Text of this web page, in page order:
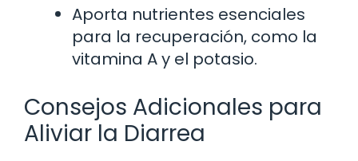
Aporta nutrientes esenciales
para la recuperación, como la
vitamina A y el potasio.
Consejos Adicionales para
Aliviar la Diarrea